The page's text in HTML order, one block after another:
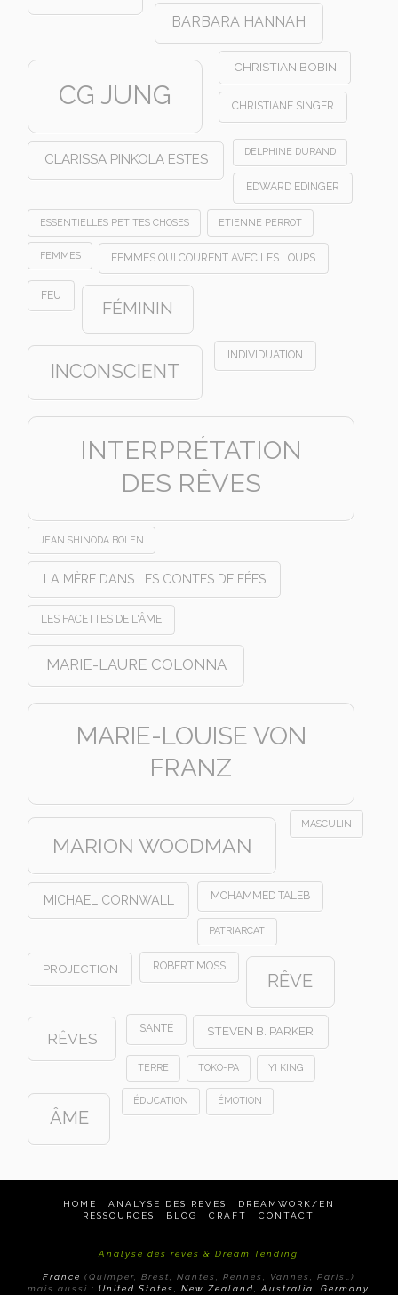
BARBARA HANNAH
CG JUNG
CHRISTIAN BOBIN
CHRISTIANE SINGER
CLARISSA PINKOLA ESTES DELPHINE DURAND
EDWARD EDINGER
ESSENTIELLES PETITES CHOSES ETIENNE PERROT
FEMMES FEMMES QUI COURENT AVEC LES LOUPS
FEU
FÉMININ
INCONSCIENT
INDIVIDUATION
INTERPRÉTATION
DES RÊVES
JEAN SHINODA BOLEN
LA MÈRE DANS LES CONTES DE FÉES
LES FACETTES DE L'ÂME
MARIE-LAURE COLONNA
MARIE-LOUISE VON
FRANZ
MARION WOODMAN
MASCULIN
MICHAEL CORNWALL MOHAMMED TALEB
PATRIARCAT
PROJECTION ROBERT MOSS
RÊVE
RÊVES
SANTÉ STEVEN B. PARKER
TERRE TOKO-PA YI KING
ÂME
ÉDUCATION ÉMOTION
HOME ANALYSE DES REVES
DREAMWORK/EN
RESSOURCES
BLOG CRAFT CONTACT
Analyse des rêves & Dream Tending
France (Quimper, Brest, Nantes, Rennes, Vannes, Paris…)
mais aussi :United States, New Zealand, Australia, Germany